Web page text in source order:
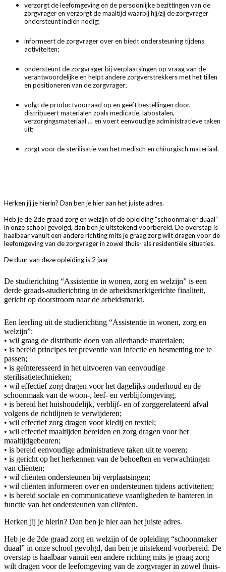
verzorgt de leefomgeving en de persoonlijke bezittingen van de
zorgvrager en verzorgt de maaltijd waarbij hij/zij de zorgvrager
ondersteunt indien nodig;
informeert de zorgvrager over en biedt ondersteuning tijdens
activiteiten;
ondersteunt de zorgvrager bij verplaatsingen op vraag van de
verantwoordelijke en helpt andere zorgverstrekkers met het tillen
en positioneren van de zorgvrager;
volgt de productvoorraad op en geeft bestellingen door,
distribueert materialen zoals medicatie, labostalen,
verzorgingsmateriaal … en voert eenvoudige administratieve taken
uit;
zorgt voor de sterilisatie van het medisch en chirurgisch materiaal.
Herken jij je hierin? Dan ben je hier aan het juiste adres.
Heb je de 2de graad zorg en welzijn of de opleiding “schoonmaker duaal”
in onze school gevolgd, dan ben je uitstekend voorbereid. De overstap is
haalbaar vanuit een andere richting mits je graag zorg wilt dragen voor de
leefomgeving van de zorgvrager in zowel thuis- als residentiële situaties.
De duur van deze opleiding is 2 jaar
De studierichting “Assistentie in wonen, zorg en welzijn” is een
derde graads-studierichting in de arbeidsmarktgerichte finaliteit,
gericht op doorstroom naar de arbeidsmarkt.
Een leerling uit de studierichting “Assistentie in wonen, zorg en
welzijn”:
• wil graag de distributie doen van allerhande materialen;
• is bereid principes ter preventie van infectie en besmetting toe te
passen;
• is geïnteresseerd in het uitvoeren van eenvoudige
sterilisatietechnieken;
• wil effectief zorg dragen voor het dagelijks onderhoud en de
schoonmaak van de woon-, leef- en verblijfomgeving,
• is bereid het huishoudelijk, verblijf- en of zorggerelateerd afval
volgens de richtlijnen te verwijderen;
• wil effectief zorg dragen voor kledij en textiel;
• wil effectief maaltijden bereiden en zorg dragen voor het
maaltijdgebeuren;
• is bereid eenvoudige administratieve taken uit te voeren;
• is gericht op het herkennen van de behoeften en verwachtingen
van cliënten;
• wil cliënten ondersteunen bij verplaatsingen;
• wil cliënten informeren over en ondersteunen tijdens activiteiten;
• is bereid sociale en communicatieve vaardigheden te hanteren in
functie van het ondersteunen van cliënten.
Herken jij je hierin? Dan ben je hier aan het juiste adres.
Heb je de 2de graad zorg en welzijn of de opleiding “schoonmaker
duaal” in onze school gevolgd, dan ben je uitstekend voorbereid. De
overstap is haalbaar vanuit een andere richting mits je graag zorg
wilt dragen voor de leefomgeving van de zorgvrager in zowel thuis-